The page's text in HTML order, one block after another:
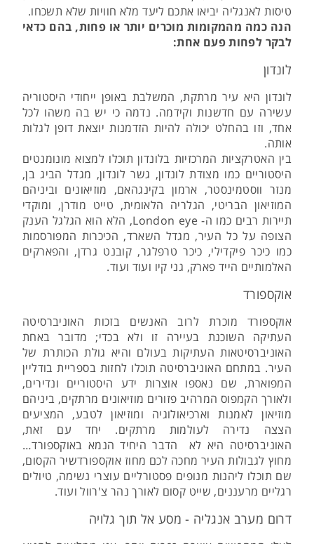
טיסות לאנגליה יביאו אתכם ליעד מלא חוויות שלא תשכחו.
הנה כמה מהמקומות מוכרים יותר או פחות, בהם כדאי
לבקר לפחות פעם אחת:
לונדון
לונדון היא עיר מרתקת, המשלבת באופן ייחודי היסטוריה
עשירה עם חדשנות וקידמה. נדמה כי יש בה משהו לכל
אחד, וזו בהחלט יכולה להיות הזדמנות יוצאת דופן לגלות
אותה.
בין האטרקציות המרכזיות בלונדון תוכלו למצוא מונומנטים
היסטוריים כמו מצודת לונדון, גשר לונדון, מגדל הביג בן,
מנזר ווסטמינסטר, ארמון בקינגהאם, מוזיאונים וביניהם
המוזיאון הבריטי, הגלריה הלאומית, טייט מודרן, ומוקדי
תיירות רבים כמו ה- London eye, הלא הוא הגלגל הענק
הצופה על כל העיר, מגדל השארד, הכיכרות המפורסמות
כמו כיכר פיקדילי, כיכר טרפלגר, קובנט גרדן, והפארקים
האלמותיים הייד פארק, גני קיו ועוד ועוד.
אוקספורד
אוקספורד מוכרת לרוב האנשים בזכות האוניברסיטה
העתיקה השוכנת בעיירה זו ולא בכדי; מדובר באחת
האוניברסיטאות העתיקות בעולם והיא גולת הכותרת של
העיר. במתחם האוניברסיטה תוכלו לחזות בספריית בודליין
המפוארת, שם נאספו אוצרות ידע היסטוריים ונדירים,
ולאורך הקמפוס המרהיב פזורים מוזיאונים מרתקים, ביניהם
מוזיאון לאמנות וארכיאולוגיה ומוזיאון לטבע, המציעים
הצצה נדירה לעולמות מרתקים. יחד עם זאת,
האוניברסיטה היא לא הדבר היחיד הנמא באוקספורד…
מחוץ לגבולות העיר מחכה לכם מחוז אוקספורדשיר הקסום,
שם תוכלו ליהנות מנופים פסטורליים עוצרי נשימה, טיולים
רגליים מרעננים, שייט קסום לאורך נהר צ'רוול ועוד.
דרום מערב אנגליה - מסע אל תוך גלויה